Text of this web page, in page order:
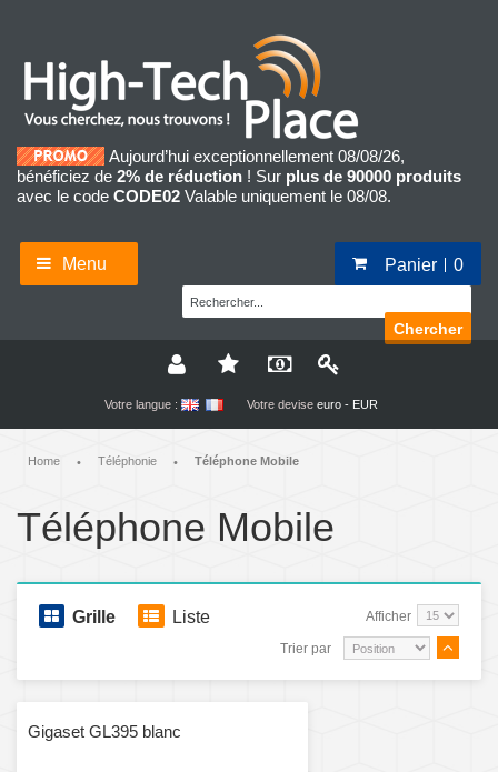
Aujourd’hui exceptionnellement 08/08/26,
bénéficiez de 2% de réduction ! Sur plus de 90000 produits
avec le code CODE02 Valable uniquement le 08/08.
Menu Panier 0
Chercher
Votre langue : Votre devise euro - EUR
Home • Téléphonie • Téléphone Mobile
Téléphone Mobile
Grille Liste Afficher
Trier par
Gigaset GL395 blanc